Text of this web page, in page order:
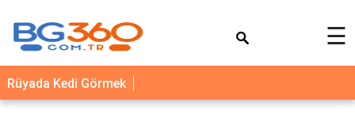
YEMEK
TARİFLERİ
☰
Rüyada Kedi Görmek